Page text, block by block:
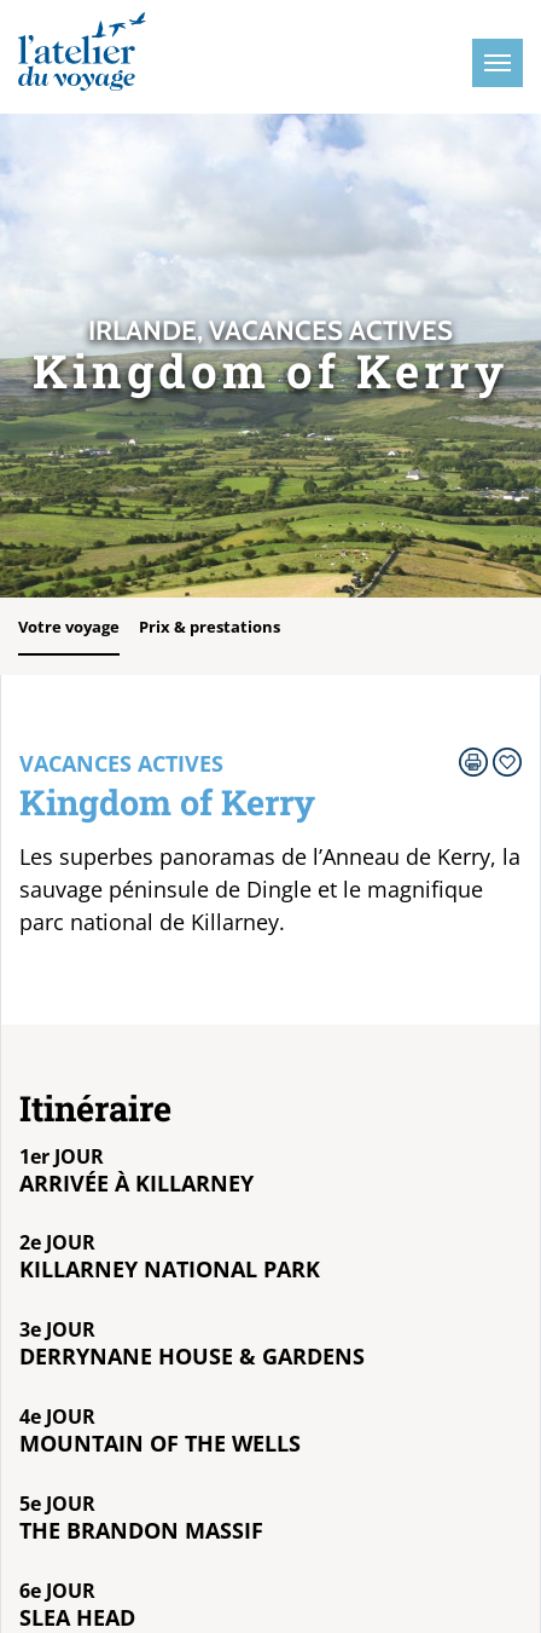
IRLANDE, VACANCES ACTIVES
Kingdom of Kerry
Votre voyage Prix & prestations
VACANCES ACTIVES
Kingdom of Kerry
Les superbes panoramas de l’Anneau de Kerry, la
sauvage péninsule de Dingle et le magnifique
parc national de Killarney.
Itinéraire
1er JOUR
ARRIVÉE À KILLARNEY
2e JOUR
KILLARNEY NATIONAL PARK
3e JOUR
DERRYNANE HOUSE & GARDENS
4e JOUR
MOUNTAIN OF THE WELLS
5e JOUR
THE BRANDON MASSIF
6e JOUR
SLEA HEAD
Panneau de gestion des cookies